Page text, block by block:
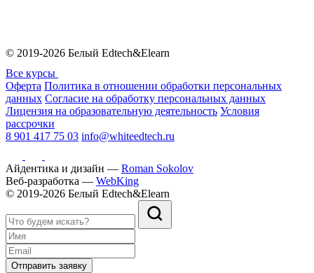
© 2019-2026 Белый Edtech&Elearn
Все курсы
Оферта Политика в отношении обработки персональных
данных Согласие на обработку персональных данных
Лицензия на образовательную деятельность Условия
рассрочки
8 901 417 75 03 info@whiteedtech.ru
Айдентика и дизайн — Roman Sokolov
Веб-разработка — WebKing
© 2019-2026 Белый Edtech&Elearn
Отправить заявку